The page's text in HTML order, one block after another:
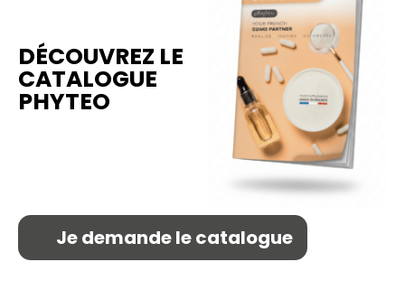
DÉCOUVREZ LE
CATALOGUE
PHYTEO
Je demande le catalogue